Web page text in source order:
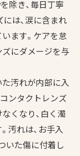
除き、毎日丁寧
は、涙に含まれ
ます。ケアを怠
ズにダメージを与
汚れが内部に入
ンタクトレンズ
くなり、白く濁
汚れは、お手入
いた傷に付着し